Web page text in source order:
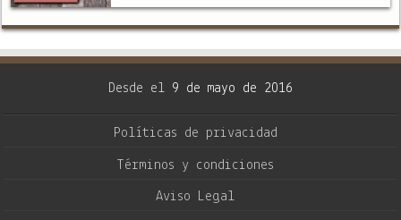
suscitan interés cultural. En su blog, …
Desde el 9 de mayo de 2016
Políticas de privacidad
Términos y condiciones
Aviso Legal